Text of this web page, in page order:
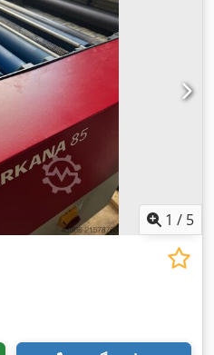
1 / 5